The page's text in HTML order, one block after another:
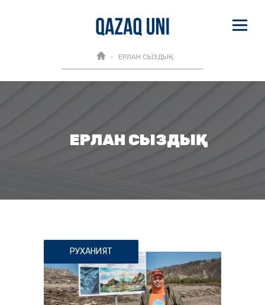
ЕРЛАН СЫЗДЫҚ
ЕРЛАН СЫЗДЫҚ
РУХАНИЯТ